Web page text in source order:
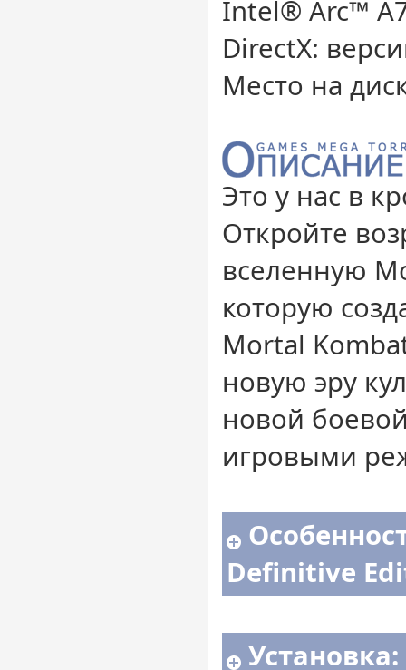
Intel® Arc™
DirectX:
Место на
Это у нас в
Откройте
вселенную
которую
Mortal
новую эру
новой
игровыми
Definitive
Установка: